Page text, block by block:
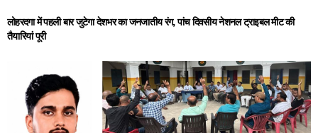
लोहरदगा में पहली बार जुटेगा देशभर का जनजातीय रंग, पांच दिवसीय नेशनल ट्राइबल मीट की
तैयारियां पूरी